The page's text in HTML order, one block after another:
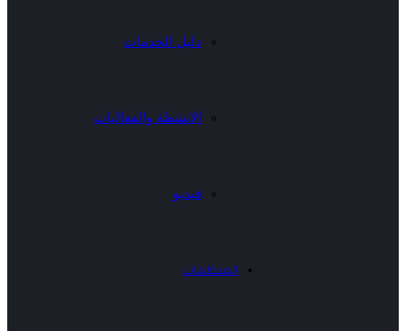
دليل الخدمات
الانشطة والفعاليات
فيديو
المنظمات